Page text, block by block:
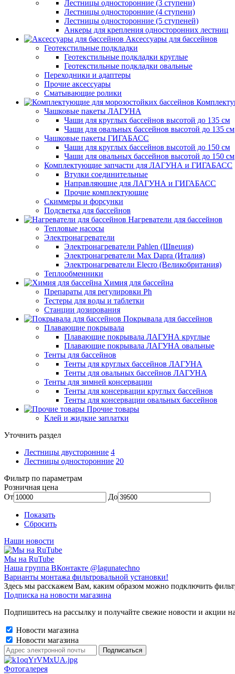
Лестницы односторонние (3 ступени)
Лестницы односторонние (4 ступени)
Лестницы односторонние (5 ступеней)
Анкеры для крепления односторонних лестниц
Аксессуары для бассейнов
Геотекстильные подкладки
Геотекстильные подкладки круглые
Геотекстильные подкладки овальные
Переходники и адаптеры
Прочие аксессуары
Сматывающие ролики
Чашковые пакеты ЛАГУНА
Чаши для круглых бассейнов высотой до 135 см
Чаши для овальных бассейнов высотой до 135 см
Чашковые пакеты ГИГАБАСС
Чаши для круглых бассейнов высотой до 150 см
Чаши для овальных бассейнов высотой до 150 см
Комплектующие запчасти для ЛАГУНА и ГИГАБАСС
Втулки соединительные
Направляющие для ЛАГУНА и ГИГАБАСС
Прочие комплектующие
Скиммеры и форсунки
Подсветка для бассейнов
Нагреватели для бассейнов
Тепловые насосы
Электронагреватели
Электронагреватели Pahlen (Швеция)
Электронагреватели Max Dapra (Италия)
Электронагреватели Elecro (Великобритания)
Теплообменники
Химия для бассейна
Препараты для регулировки Ph
Тестеры для воды и таблетки
Станции дозирования
Покрывала для бассейнов
Плавающие покрывала
Плавающие покрывала ЛАГУНА круглые
Плавающие покрывала ЛАГУНА овальные
Тенты для бассейнов
Тенты для круглых бассейнов ЛАГУНА
Тенты для овальных бассейнов ЛАГУНА
Тенты для зимней консервации
Тенты для консервации круглых бассейнов
Тенты для консервации овальных бассейнов
Прочие товары
Клей и жидкие заплатки
Уточнить раздел
Лестницы двусторонние 4
Лестницы односторонние 20
Фильтр по параметрам
Розничная цена
От
До
Показать
Сбросить
Наши новости
Мы на RuTube
Наша группа ВКонтакте @lagunatechno
Варианты монтажа фильтровальной установки!
Здесь мы расскажем Вам, каким образом можно подключить
Подписка на новости магазина
Подпишитесь на рассылку и получайте свежие новости и акции
Новости магазина
Новости магазина
Фотогалерея